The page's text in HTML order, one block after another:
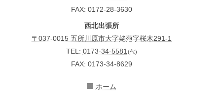
FAX: 0172-28-3630
西北出張所
〒037-0015 五所川原市大字姥萢字桜木291-1
TEL: 0173-34-5581 (代)
FAX: 0173-34-8629
ホーム